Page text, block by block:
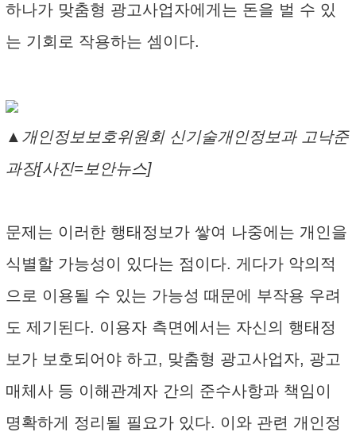
하나가 맞춤형 광고사업자에게는 돈을 벌 수 있
는 기회로 작용하는 셈이다.
▲개인정보보호위원회 신기술개인정보과 고낙준
과장[사진=보안뉴스]
문제는 이러한 행태정보가 쌓여 나중에는 개인을
식별할 가능성이 있다는 점이다. 게다가 악의적
으로 이용될 수 있는 가능성 때문에 부작용 우려
도 제기된다. 이용자 측면에서는 자신의 행태정
보가 보호되어야 하고, 맞춤형 광고사업자, 광고
매체사 등 이해관계자 간의 준수사항과 책임이
명확하게 정리될 필요가 있다. 이와 관련 개인정